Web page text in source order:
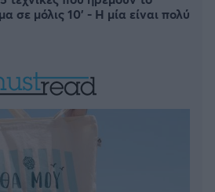
σε μόλις 10' - Η μία είναι πολύ